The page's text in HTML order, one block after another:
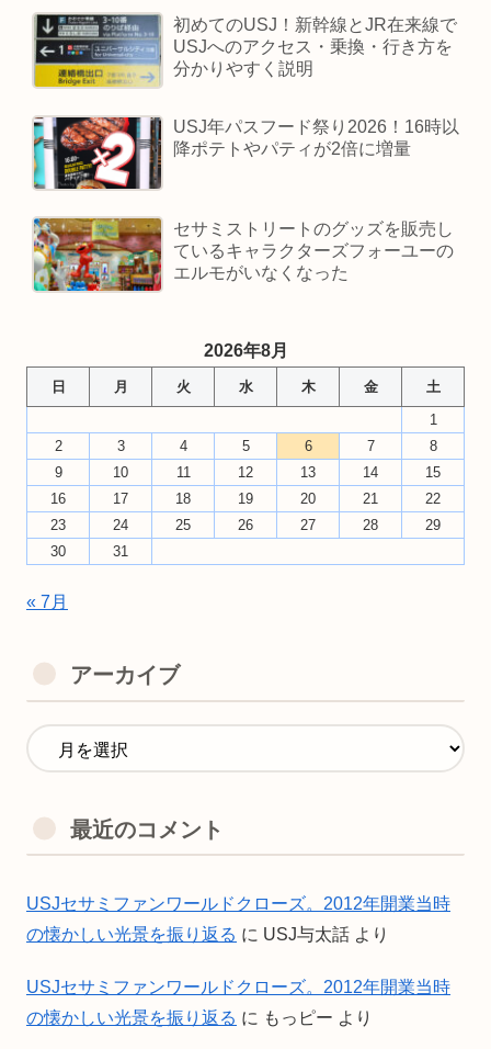
初めてのUSJ！新幹線とJR在来線で
USJへのアクセス・乗換・行き方を
分かりやすく説明
USJ年パスフード祭り2026！16時以
降ポテトやパティが2倍に増量
セサミストリートのグッズを販売し
ているキャラクターズフォーユーの
エルモがいなくなった
2026年8月
日 月 火 水 木 金
土
1
2
3 4 5 6 7
8
9
10 11 12 13 14
15
16
17 18 19 20 21
22
23
24 25 26 27 28
29
30
31
« 7月
アーカイブ
最近のコメント
USJセサミファンワールドクローズ。2012年開業当時
の懐かしい光景を振り返る に USJ与太話 より
USJセサミファンワールドクローズ。2012年開業当時
の懐かしい光景を振り返る に もっピー より